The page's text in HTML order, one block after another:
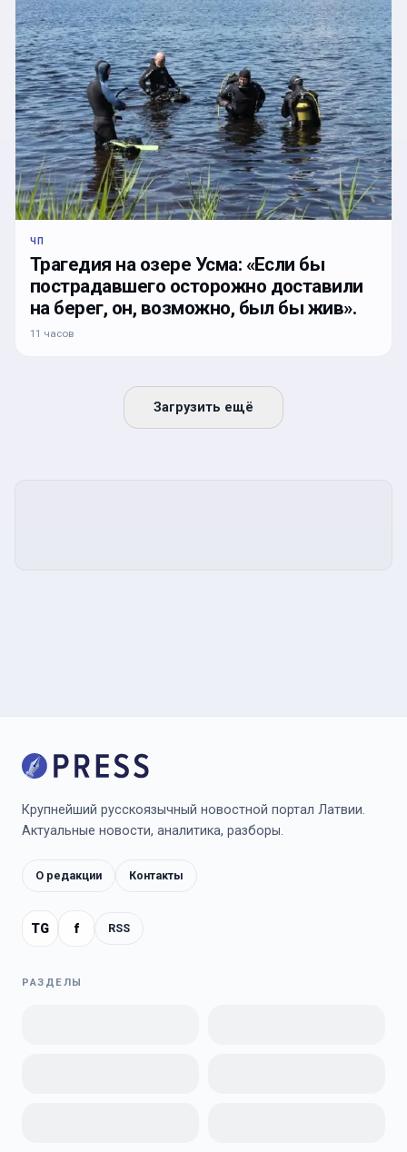
ЧП
Трагедия на озере Усма: «Если бы
пострадавшего осторожно доставили
на берег, он, возможно, был бы жив».
11 часов
Загрузить ещё
Крупнейший русскоязычный новостной портал Латвии.
Актуальные новости, аналитика, разборы.
О редакции Контакты
TG f RSS
РАЗДЕЛЫ